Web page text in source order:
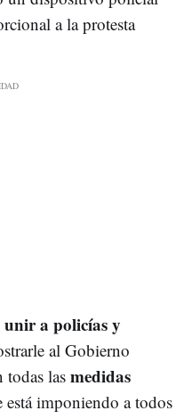
a la protesta
unir a policías y
al Gobierno
todas las medidas
está imponiendo a todos